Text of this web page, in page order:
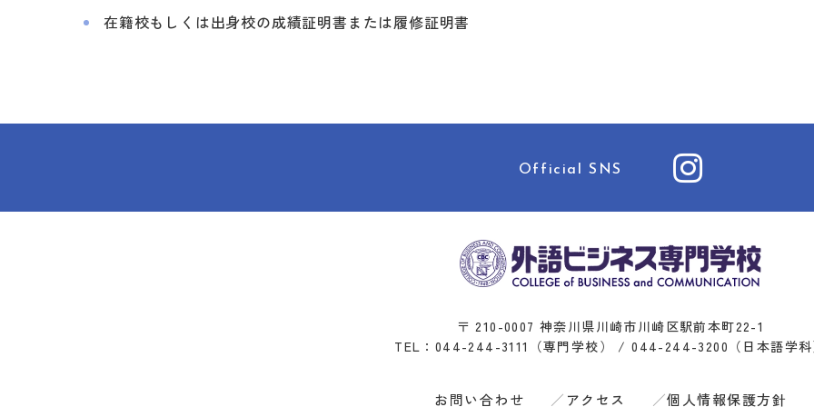
在籍校もしくは出身校の成績証明書または履修証明書
Official SNS
〒 210-0007神奈川県川崎市川崎区駅前本町22-1
TEL： 044-244-3111 （専門学校） /044-244-3200 （日本語学
お問い合わせ アクセス 個人情報保護方針